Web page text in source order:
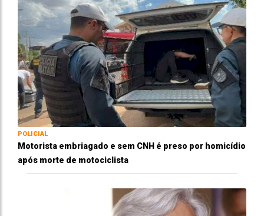
POLICIAL
Motorista embriagado e sem CNH é preso por homicídio
após morte de motociclista